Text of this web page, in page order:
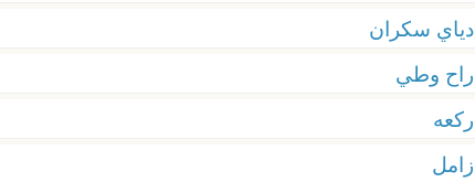
دياي سكران
راح وطي
ركعه
زامل